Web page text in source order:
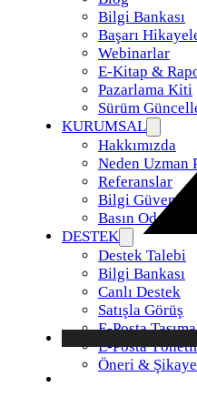
Bilgi Bankası
Başarı
Webinarlar
E-Kitap &
Pazarlama Kiti
Sürüm
KURUMSAL
Hakkımızda
Neden Uzman
Referanslar
Bilgi Güvenliği
Basın Odası
DESTEK
Destek Talebi
Bilgi Bankası
Canlı Destek
Satışla Görüş
E-Posta Taşıma
E-Posta
Öneri &